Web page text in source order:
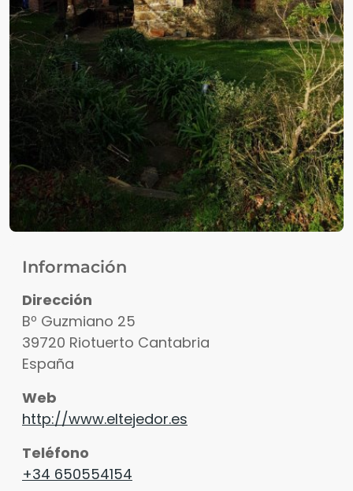
Información
Dirección
Bº Guzmiano 25
39720 Riotuerto Cantabria
España
Web
http://www.eltejedor.es
Teléfono
+34 650554154